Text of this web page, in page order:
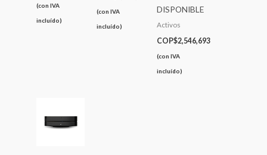
(con IVA
incluído)
(con IVA
incluído)
DISPONIBLE
Activos
COP$2,546,693
(con IVA
incluído)